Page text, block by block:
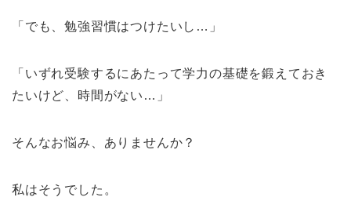
「でも、勉強習慣はつけたいし…」
「いずれ受験するにあたって学力の基礎を鍛えておき
たいけど、時間がない…」
そんなお悩み、ありませんか？
私はそうでした。